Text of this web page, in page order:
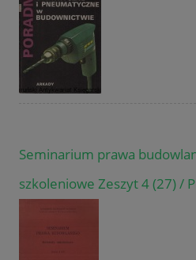
Seminarium prawa
szkoleniowe Zeszyt 4 (27) /